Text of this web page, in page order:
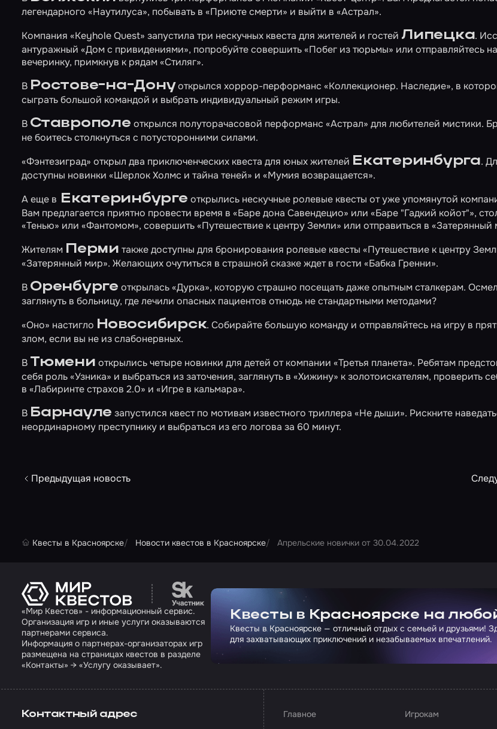
легендарного «Наутилуса», побывать в «Приюте смерти» и выйти в «Астрал».
Компания «Keyhole Quest» запустила три нескучных квеста для жителей и гостей Липецка.
антуражный «Дом с привидениями», попробуйте совершить«Побег из тюрьмы» или отправляйтесь
вечеринку, примкнув к рядам «Стиляг».
В Ростове-на-Донуоткрылся хоррор-перформанс«Коллекционер. Наследие», в
сыграть большой командой и выбрать индивидуальный режим игры.
В Ставрополе открылся полуторачасовой перформанс «Астрал» для любителей мистики.
не боитесь столкнуться с потусторонними силами.
«Фэнтезиград» открыл два приключенческих квеста для юных жителей Екатеринбурга.
доступны новинки «Шерлок Холмс и тайна теней» и «Мумия возвращается».
А еще в Екатеринбурге открылись нескучные ролевые квесты от уже упомянутой
Вам предлагается приятно провести время в «Баре дона Савендецио» или «Баре "Гадкий койот"»,
«Тенью» или «Фантомом», совершить«Путешествие к центру Земли» или отправиться в «Затерянный
Жителям Перми также доступны для бронирования ролевые квесты «Путешествие к центру
«Затерянный мир». Желающих очутиться в страшной сказке ждет в гости «Бабка Гренни».
В Оренбурге открылась«Дурка», которую страшно посещать даже опытным сталкерам.
заглянуть в больницу, где лечили опасных пациентов отнюдь не стандартными методами?
«Оно» настигло Новосибирск. Собирайте большую команду и отправляйтесь на игру в
злом, если вы не из слабонервных.
В Тюмени открылись четыре новинки для детей от компании «Третья планета». Ребятам
себя роль«Узника» и выбраться из заточения, заглянуть в «Хижину» к золотоискателям, проверить
в «Лабиринте страхов 2.0» и «Игре в кальмара».
В Барнауле запустился квест по мотивам известного триллера«Не дыши». Рискните
неординарному преступнику и выбраться из его логова за 60 минут.
Предыдущая новость
Квесты в Красноярске Новости квестов в Красноярске Апрельские новички от 30.04.2022
Перейти на сайт партнера Сколково
«Мир Квестов» - информационный сервис.
Организация игр и иные услуги оказываются
партнерами сервиса.
Информация о партнерах-организаторах игр
размещена на страницах квестов в разделе
«Контакты» → «Услугу оказывает».
Квесты в Красноярске на
Квесты в Красноярске — отличный отдых с семьей и друзьями!
для захватывающих приключений и незабываемых впечатлений.
Контактный адрес Главное Игрокам